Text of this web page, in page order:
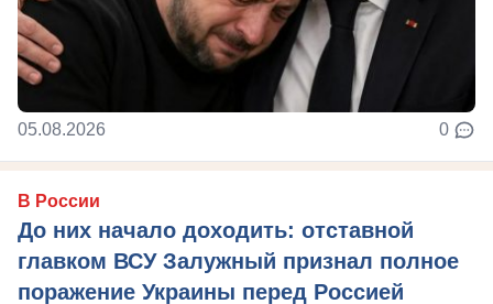
05.08.2026 0
В России
До них начало доходить: отставной
главком ВСУ Залужный признал полное
поражение Украины перед Россией